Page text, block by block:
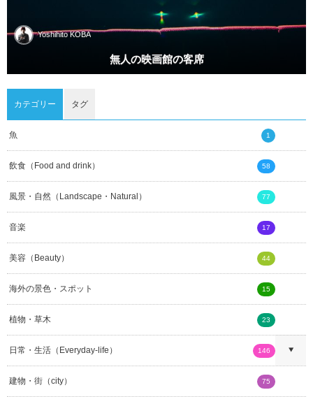
Yoshihito KOBA
無人の映画館の客席
カテゴリー タグ
魚 1
飲食（Food and drink） 58
風景・自然（Landscape・Natural） 77
音楽 17
美容（Beauty） 44
海外の景色・スポット 15
植物・草木 23
日常・生活（Everyday-life） 146
建物・街（city） 75